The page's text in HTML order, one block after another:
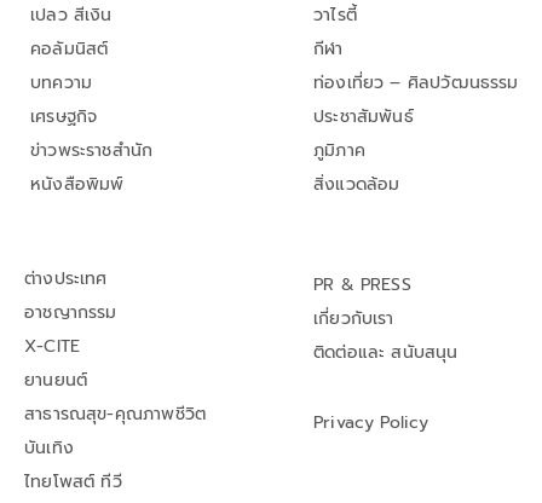
เปลว สีเงิน
คอลัมนิสต์
บทความ
เศรษฐกิจ
ข่าวพระราชสำนัก
หนังสือพิมพ์
วาไรตี้
กีฬา
ท่องเที่ยว – ศิลปวัฒนธรรม
ประชาสัมพันธ์
ภูมิภาค
สิ่งแวดล้อม
ต่างประเทศ
อาชญากรรม
X-CITE
ยานยนต์
สาธารณสุข-คุณภาพชีวิต
บันเทิง
ไทยโพสต์ ทีวี
PR & PRESS
เกี่ยวกับเรา
ติดต่อและ สนับสนุน
Privacy Policy